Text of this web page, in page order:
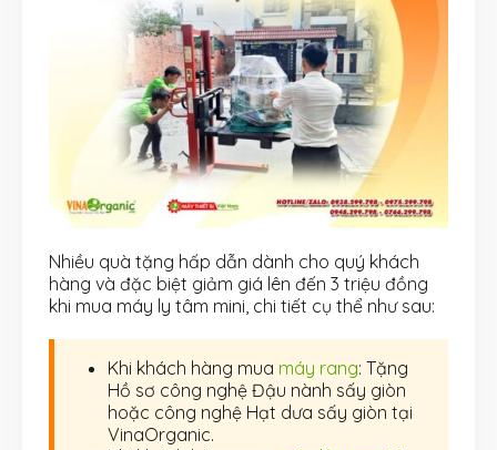
Nhiều quà tặng hấp dẫn dành cho quý khách
hàng và đặc biệt giảm giá lên đến 3 triệu đồng
khi mua máy ly tâm mini, chi tiết cụ thể như sau:
Khi khách hàng mua máy rang: Tặng
Hồ sơ công nghệ Đậu nành sấy giòn
hoặc công nghệ Hạt dưa sấy giòn tại
VinaOrganic.